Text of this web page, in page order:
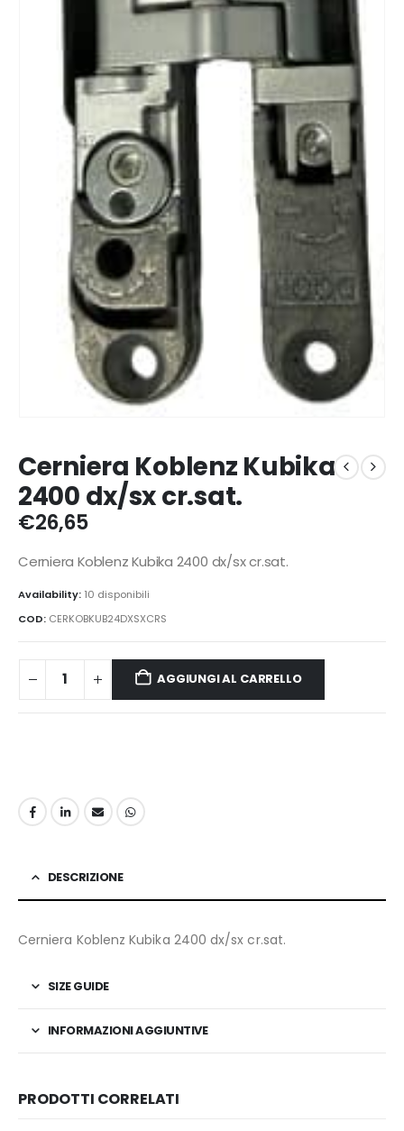
Cerniera Koblenz Kubika
2400 dx/sx cr.sat.
€26,65
Cerniera Koblenz Kubika 2400 dx/sx cr.sat.
Availability: 10 disponibili
COD: CERKOBKUB24DXSXCRS
AGGIUNGI AL CARRELLO
DESCRIZIONE
Cerniera Koblenz Kubika 2400 dx/sx cr.sat.
SIZE GUIDE
INFORMAZIONI AGGIUNTIVE
PRODOTTI CORRELATI